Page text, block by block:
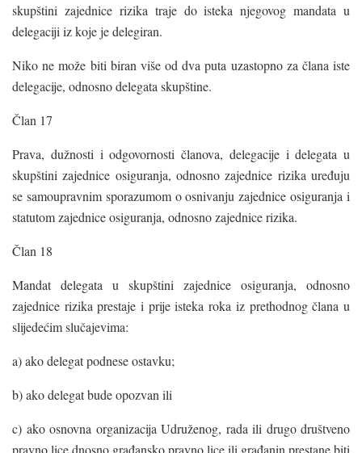
skupštini zajednice rizika traje do isteka njegovog mandata u
delegaciji iz koje je delegiran.
Niko ne može biti biran više od dva puta uzastopno za člana iste
delegacije, odnosno delegata skupštine.
Član 17
Prava, dužnosti i odgovornosti članova, delegacije i delegata u
skupštini zajednice osiguranja, odnosno zajednice rizika uređuju
se samoupravnim sporazumom o osnivanju zajednice osiguranja i
statutom zajednice osiguranja, odnosno zajednice rizika.
Član 18
Mandat delegata u skupštini zajednice osiguranja, odnosno
zajednice rizika prestaje i prije isteka roka iz prethodnog člana u
slijedećim slučajevima:
a) ako delegat podnese ostavku;
b) ako delegat bude opozvan ili
c) ako osnovna organizacija Udruženog, rada ili drugo društveno
pravno lice dnosno građansko pravno lice ili građanin prestane biti